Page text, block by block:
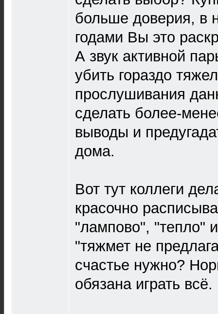
больше доверия, в
годами Вы это
А звук активной
убить гораздо
прослушивания
сделать более-
выводы и
дома.
Вот тут коллеги
красочно
"лампово", "тепло"
"тяжмет не
счастье нужно?
обязана играть всё.